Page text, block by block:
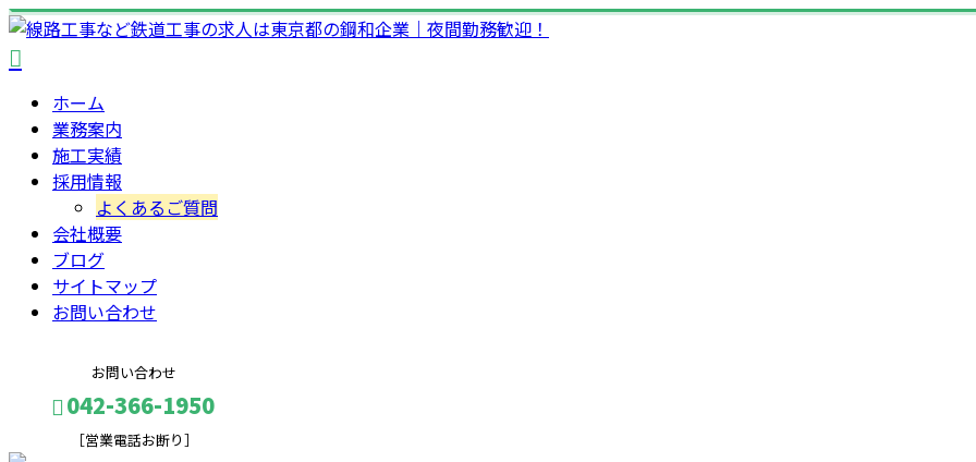
ホーム
業務案内
施工実績
採用情報
よくあるご質問
会社概要
ブログ
サイトマップ
お問い合わせ
お問い合わせ
042-366-1950
［営業電話お断り］